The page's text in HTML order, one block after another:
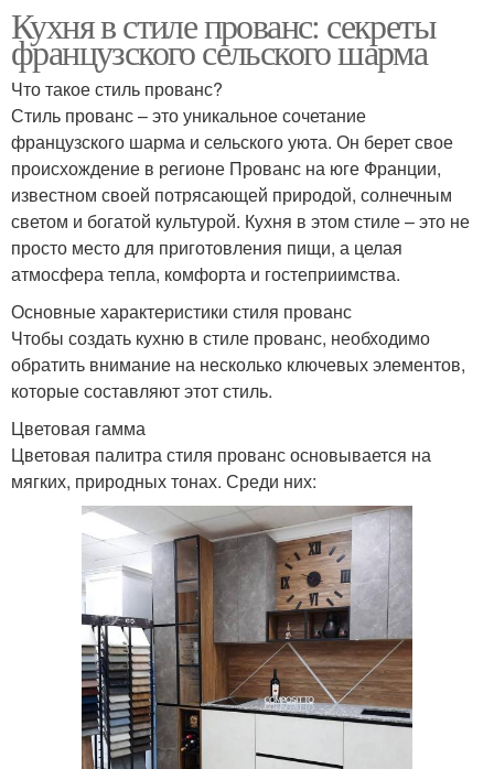
Кухня в стиле прованс: секреты
французского сельского шарма
Что такое стиль прованс?
Стиль прованс – это уникальное сочетание
французского шарма и сельского уюта. Он берет свое
происхождение в регионе Прованс на юге Франции,
известном своей потрясающей природой, солнечным
светом и богатой культурой. Кухня в этом стиле – это не
просто место для приготовления пищи, а целая
атмосфера тепла, комфорта и гостеприимства.
Основные характеристики стиля прованс
Чтобы создать кухню в стиле прованс, необходимо
обратить внимание на несколько ключевых элементов,
которые составляют этот стиль.
Цветовая гамма
Цветовая палитра стиля прованс основывается на
мягких, природных тонах. Среди них: